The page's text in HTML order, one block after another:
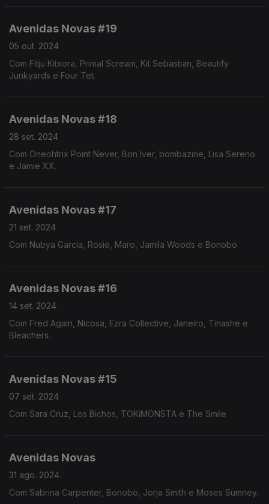
Avenidas Novas #19
05 out. 2024
Com Fitju Kitxora, Primal Scream, Kit Sebastian, Beautify
Junkyards e Four Tet.
Avenidas Novas #18
28 set. 2024
Com Oneohtrix Point Never, Bon Iver, bombazine, Lisa Sereno
e Jamie XX.
Avenidas Novas #17
21 set. 2024
Com Nubya Garcia, Rosie, Maro, Jamila Woods e Bonobo
Avenidas Novas #16
14 set. 2024
Com Fred Again, Nicosa, Ezra Collective, Janeiro, Tinashe e
Bleachers.
Avenidas Novas #15
07 set. 2024
Com Sara Cruz, Los Bichos, TOKiMONSTA e The Smile
Avenidas Novas
31 ago. 2024
Com Sabrina Carpenter, Bonobo, Jorja Smith e Moses Sumney.